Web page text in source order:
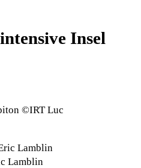
Insel
©IRT Luc
Lamblin